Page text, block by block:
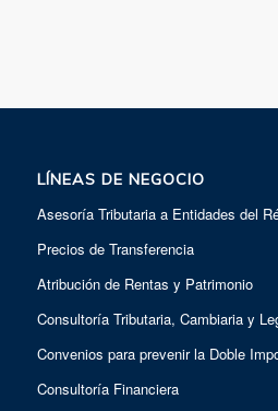
LÍNEAS DE NEGOCIO
Asesoría Tributaria a Entidades del
Precios de Transferencia
Atribución de Rentas y Patrimonio
Consultoría Tributaria, Cambiaria y
Convenios para prevenir la Doble
Consultoría Financiera